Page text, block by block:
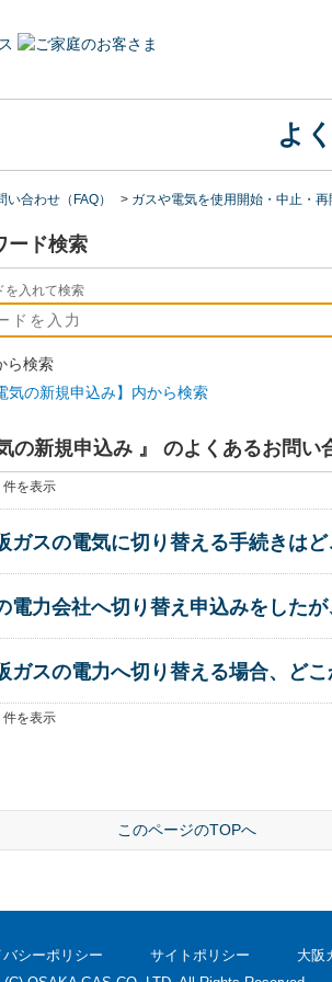
よ
い合わせ（FAQ） > ガスや電気を使用開始・中止・
ード検索
を入れて検索
ら検索
気の新規申込み】内から検索
の新規申込み 』 のよくあるお問い
件を表示
ガスの電気に切り替える手続きは
電力会社へ切り替え申込みをした
ガスの電力へ切り替える場合、ど
件を表示
このページのTOPへ
バシーポリシー サイトポリシー
大阪